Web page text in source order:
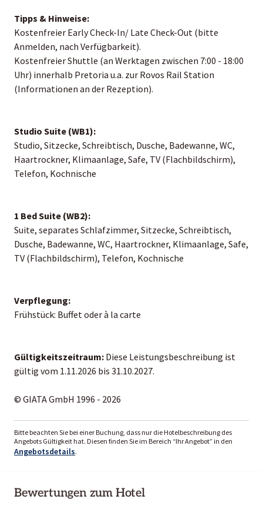
Tipps & Hinweise:
Kostenfreier Early Check-In/ Late Check-Out (bitte
Anmelden, nach Verfügbarkeit).
Kostenfreier Shuttle (an Werktagen zwischen 7:00 - 18:00
Uhr) innerhalb Pretoria u.a. zur Rovos Rail Station
(Informationen an der Rezeption).
Studio Suite (WB1):
Studio, Sitzecke, Schreibtisch, Dusche, Badewanne, WC,
Haartrockner, Klimaanlage, Safe, TV (Flachbildschirm),
Telefon, Kochnische
1 Bed Suite (WB2):
Suite, separates Schlafzimmer, Sitzecke, Schreibtisch,
Dusche, Badewanne, WC, Haartrockner, Klimaanlage, Safe,
TV (Flachbildschirm), Telefon, Kochnische
Verpflegung:
Frühstück: Buffet oder à la carte
Gültigkeitszeitraum: Diese Leistungsbeschreibung ist
gültig vom 1.11.2026 bis 31.10.2027.
© GIATA GmbH 1996 - 2026
Bitte beachten Sie bei einer Buchung, dass nur die Hotelbeschreibung des
Angebots Gültigkeit hat. Diesen finden Sie im Bereich “Ihr Angebot” in den
Angebotsdetails.
Bewertungen zum Hotel